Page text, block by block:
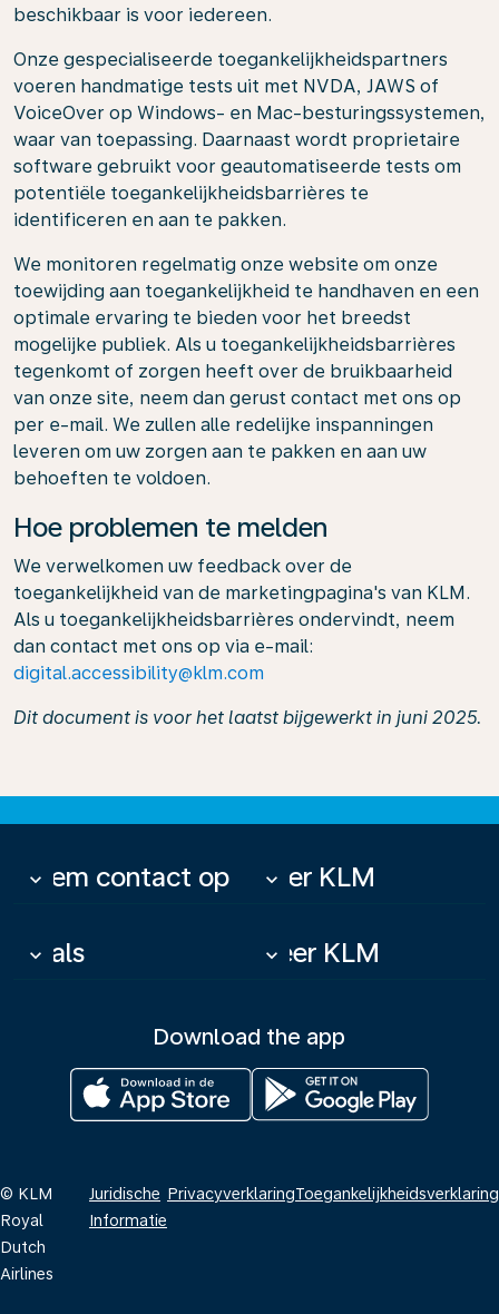
beschikbaar is voor iedereen.
Onze gespecialiseerde toegankelijkheidspartners
voeren handmatige tests uit met NVDA, JAWS of
VoiceOver op Windows- en Mac-besturingssystemen,
waar van toepassing. Daarnaast wordt proprietaire
software gebruikt voor geautomatiseerde tests om
potentiële toegankelijkheidsbarrières te
identificeren en aan te pakken.
We monitoren regelmatig onze website om onze
toewijding aan toegankelijkheid te handhaven en een
optimale ervaring te bieden voor het breedst
mogelijke publiek. Als u toegankelijkheidsbarrières
tegenkomt of zorgen heeft over de bruikbaarheid
van onze site, neem dan gerust contact met ons op
per e-mail. We zullen alle redelijke inspanningen
leveren om uw zorgen aan te pakken en aan uw
behoeften te voldoen.
Hoe problemen te melden
We verwelkomen uw feedback over de
toegankelijkheid van de marketingpagina's van KLM.
Als u toegankelijkheidsbarrières ondervindt, neem
dan contact met ons op via e-mail:
digital.accessibility@klm.com
Dit document is voor het laatst bijgewerkt in juni 2025.
Neem contact op
keyboard_arrow_down Over KLM
keyboard_arrow_down
Deals
keyboard_arrow_down Meer KLM
keyboard_arrow_down
Download the app
© KLM
Royal
Dutch
Airlines
Juridische
Informatie
PrivacyverklaringToegankelijkheidsverklaring